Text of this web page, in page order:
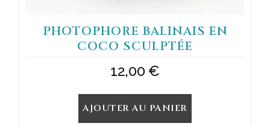
PHOTOPHORE BALINAIS EN
COCO SCULPTÉE
12,00€
AJOUTER AU PANIER